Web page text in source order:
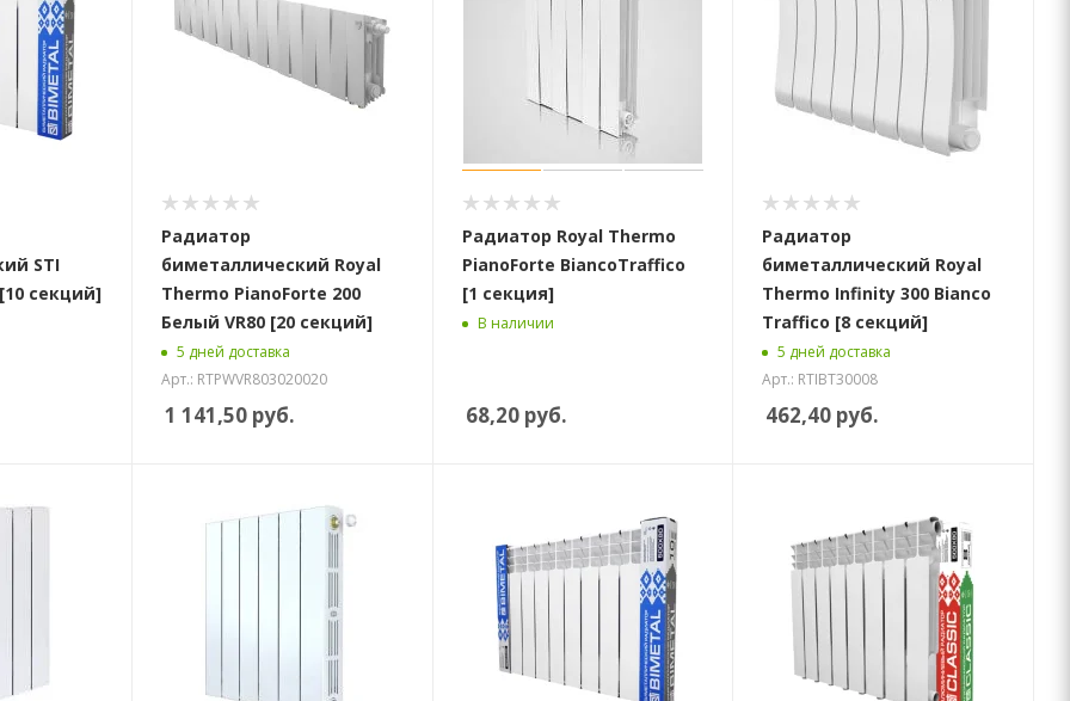
STI
секций]
Радиатор
биметаллический Royal
Thermo PianoForte 200
Белый VR80 [20 секций]
5 дней доставка
Арт.: RTPWVR803020020
1 141,50руб.
Радиатор Royal Thermo
PianoForte BiancoTraffico
[1 секция]
В наличии
68,20руб.
Радиатор
биметаллический Royal
Thermo Infinity 300 Bianco
Traffico [8 секций]
5 дней доставка
Арт.: RTIBT30008
462,40 руб.